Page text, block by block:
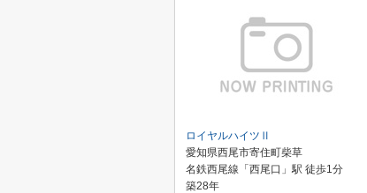
ロイヤルハイツⅡ
愛知県西尾市寄住町柴草
名鉄西尾線「西尾口」駅 徒歩1分
築28年